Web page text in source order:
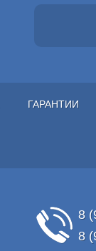
ГАРАНТИИ
8
8